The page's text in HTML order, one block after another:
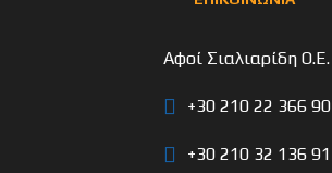
Αφοί Σιαλιαρίδη Ο.Ε.
+30 210 22 366 90
+30 210 32 136 91